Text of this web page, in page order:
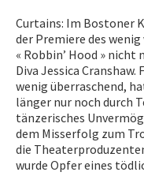
Curtains: Im Bostoner
der Premiere des
« Robbin’ Hood » nicht
Diva Jessica
wenig überraschend,
länger nur noch durch
tänzerisches
dem Misserfolg zum
die
wurde Opfer eines